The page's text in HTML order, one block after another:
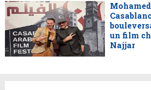
un film
Najjar